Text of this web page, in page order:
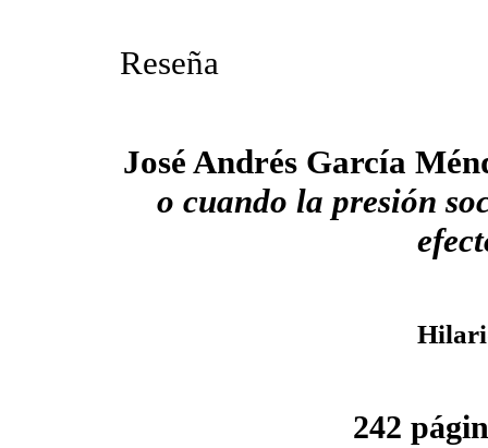
Reseña
José Andrés García
o cuando la presión
242